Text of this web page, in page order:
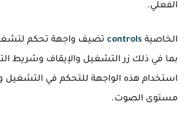
الفعلي.
الخاصية controls تضيف واجهة تحكم
بما في ذلك زر التشغيل والإيقاف وشريط
استخدام هذه الواجهة للتحكم في التشغيل
مستوى الصوت.